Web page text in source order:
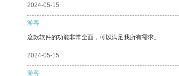
2024-05-15
游客
这款软件的功能非常全面，可以满足我所有需求。
2024-05-15
游客